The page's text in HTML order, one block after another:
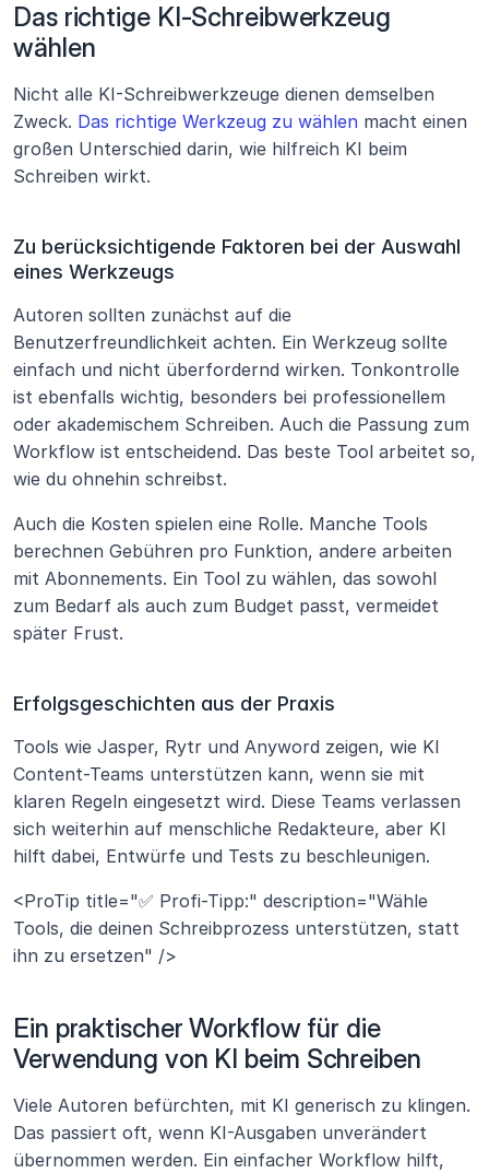
Das richtige KI-Schreibwerkzeug
wählen
Nicht alle KI-Schreibwerkzeuge dienen demselben
Zweck. Das richtige Werkzeug zu wählen macht einen
großen Unterschied darin, wie hilfreich KI beim
Schreiben wirkt.
Zu berücksichtigende Faktoren bei der Auswahl
eines Werkzeugs
Autoren sollten zunächst auf die
Benutzerfreundlichkeit achten. Ein Werkzeug sollte
einfach und nicht überfordernd wirken. Tonkontrolle
ist ebenfalls wichtig, besonders bei professionellem
oder akademischem Schreiben. Auch die Passung zum
Workflow ist entscheidend. Das beste Tool arbeitet so,
wie du ohnehin schreibst.
Auch die Kosten spielen eine Rolle. Manche Tools
berechnen Gebühren pro Funktion, andere arbeiten
mit Abonnements. Ein Tool zu wählen, das sowohl
zum Bedarf als auch zum Budget passt, vermeidet
später Frust.
Erfolgsgeschichten aus der Praxis
Tools wie Jasper, Rytr und Anyword zeigen, wie KI
Content-Teams unterstützen kann, wenn sie mit
klaren Regeln eingesetzt wird. Diese Teams verlassen
sich weiterhin auf menschliche Redakteure, aber KI
hilft dabei, Entwürfe und Tests zu beschleunigen.
<ProTip title="✅ Profi-Tipp:" description="Wähle
Tools, die deinen Schreibprozess unterstützen, statt
ihn zu ersetzen" />
Ein praktischer Workflow für die
Verwendung von KI beim Schreiben
Viele Autoren befürchten, mit KI generisch zu klingen.
Das passiert oft, wenn KI-Ausgaben unverändert
übernommen werden. Ein einfacher Workflow hilft,